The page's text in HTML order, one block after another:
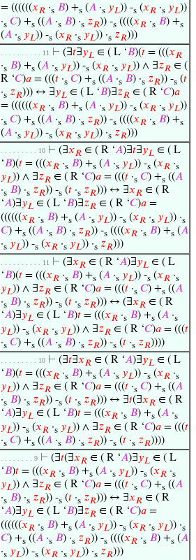
= ((((((𝑥𝑅 ·s 𝐵) +s (𝐴 ·s 𝑦𝐿)) -s (𝑥𝑅 ·s 𝑦𝐿))
·s 𝐶) +s ((𝐴 ·s 𝐵) ·s 𝑧𝑅)) -s ((((𝑥𝑅 ·s 𝐵) +s
(𝐴 ·s 𝑦𝐿)) -s (𝑥𝑅 ·s 𝑦𝐿)) ·s 𝑧𝑅)))
. . . . . . . . . . 11 ⊢ (∃𝑡∃𝑦𝐿 ∈ ( L ‘𝐵)(𝑡 = (((𝑥𝑅
·s 𝐵) +s (𝐴 ·s 𝑦𝐿)) -s (𝑥𝑅 ·s 𝑦𝐿)) ∧ ∃𝑧𝑅 ∈ (
R ‘𝐶)𝑎 = (((𝑡 ·s 𝐶) +s ((𝐴 ·s 𝐵) ·s 𝑧𝑅)) -s (𝑡
·s 𝑧𝑅))) ↔ ∃𝑦𝐿 ∈ ( L ‘𝐵)∃𝑧𝑅 ∈ ( R ‘𝐶)𝑎
= ((((((𝑥𝑅 ·s 𝐵) +s (𝐴 ·s 𝑦𝐿)) -s (𝑥𝑅 ·s 𝑦𝐿))
·s 𝐶) +s ((𝐴 ·s 𝐵) ·s 𝑧𝑅)) -s ((((𝑥𝑅 ·s 𝐵) +s
(𝐴 ·s 𝑦𝐿)) -s (𝑥𝑅 ·s 𝑦𝐿)) ·s 𝑧𝑅)))
. . . . . . . . . 10 ⊢ (∃𝑥𝑅 ∈ ( R ‘𝐴)∃𝑡∃𝑦𝐿 ∈ ( L
‘𝐵)(𝑡 = (((𝑥𝑅 ·s 𝐵) +s (𝐴 ·s 𝑦𝐿)) -s (𝑥𝑅 ·s
𝑦𝐿)) ∧ ∃𝑧𝑅 ∈ ( R ‘𝐶)𝑎 = (((𝑡 ·s 𝐶) +s ((𝐴
·s 𝐵) ·s 𝑧𝑅)) -s (𝑡 ·s 𝑧𝑅))) ↔ ∃𝑥𝑅 ∈ ( R
‘𝐴)∃𝑦𝐿 ∈ ( L ‘𝐵)∃𝑧𝑅 ∈ ( R ‘𝐶)𝑎 =
((((((𝑥𝑅 ·s 𝐵) +s (𝐴 ·s 𝑦𝐿)) -s (𝑥𝑅 ·s 𝑦𝐿)) ·s
𝐶) +s ((𝐴 ·s 𝐵) ·s 𝑧𝑅)) -s ((((𝑥𝑅 ·s 𝐵) +s (𝐴
·s 𝑦𝐿)) -s (𝑥𝑅 ·s 𝑦𝐿)) ·s 𝑧𝑅)))
. . . . . . . . . . 11 ⊢ (∃𝑥𝑅 ∈ ( R ‘𝐴)∃𝑦𝐿 ∈ ( L
‘𝐵)(𝑡 = (((𝑥𝑅 ·s 𝐵) +s (𝐴 ·s 𝑦𝐿)) -s (𝑥𝑅 ·s
𝑦𝐿)) ∧ ∃𝑧𝑅 ∈ ( R ‘𝐶)𝑎 = (((𝑡 ·s 𝐶) +s ((𝐴
·s 𝐵) ·s 𝑧𝑅)) -s (𝑡 ·s 𝑧𝑅))) ↔ (∃𝑥𝑅 ∈ ( R
‘𝐴)∃𝑦𝐿 ∈ ( L ‘𝐵)𝑡 = (((𝑥𝑅 ·s 𝐵) +s (𝐴 ·s
𝑦𝐿)) -s (𝑥𝑅 ·s 𝑦𝐿)) ∧ ∃𝑧𝑅 ∈ ( R ‘𝐶)𝑎 = (((𝑡
·s 𝐶) +s ((𝐴 ·s 𝐵) ·s 𝑧𝑅)) -s (𝑡 ·s 𝑧𝑅))))
. . . . . . . . . 10 ⊢ (∃𝑡∃𝑥𝑅 ∈ ( R ‘𝐴)∃𝑦𝐿 ∈ ( L
‘𝐵)(𝑡 = (((𝑥𝑅 ·s 𝐵) +s (𝐴 ·s 𝑦𝐿)) -s (𝑥𝑅 ·s
𝑦𝐿)) ∧ ∃𝑧𝑅 ∈ ( R ‘𝐶)𝑎 = (((𝑡 ·s 𝐶) +s ((𝐴
·s 𝐵) ·s 𝑧𝑅)) -s (𝑡 ·s 𝑧𝑅))) ↔ ∃𝑡(∃𝑥𝑅 ∈ ( R
‘𝐴)∃𝑦𝐿 ∈ ( L ‘𝐵)𝑡 = (((𝑥𝑅 ·s 𝐵) +s (𝐴 ·s
𝑦𝐿)) -s (𝑥𝑅 ·s 𝑦𝐿)) ∧ ∃𝑧𝑅 ∈ ( R ‘𝐶)𝑎 = (((𝑡
·s 𝐶) +s ((𝐴 ·s 𝐵) ·s 𝑧𝑅)) -s (𝑡 ·s 𝑧𝑅))))
. . . . . . . . 9 ⊢ (∃𝑡(∃𝑥𝑅 ∈ ( R ‘𝐴)∃𝑦𝐿 ∈ ( L
‘𝐵)𝑡 = (((𝑥𝑅 ·s 𝐵) +s (𝐴 ·s 𝑦𝐿)) -s (𝑥𝑅 ·s
𝑦𝐿)) ∧ ∃𝑧𝑅 ∈ ( R ‘𝐶)𝑎 = (((𝑡 ·s 𝐶) +s ((𝐴
·s 𝐵) ·s 𝑧𝑅)) -s (𝑡 ·s 𝑧𝑅))) ↔ ∃𝑥𝑅 ∈ ( R
‘𝐴)∃𝑦𝐿 ∈ ( L ‘𝐵)∃𝑧𝑅 ∈ ( R ‘𝐶)𝑎 =
((((((𝑥𝑅 ·s 𝐵) +s (𝐴 ·s 𝑦𝐿)) -s (𝑥𝑅 ·s 𝑦𝐿)) ·s
𝐶) +s ((𝐴 ·s 𝐵) ·s 𝑧𝑅)) -s ((((𝑥𝑅 ·s 𝐵) +s (𝐴
·s 𝑦𝐿)) -s (𝑥𝑅 ·s 𝑦𝐿)) ·s 𝑧𝑅)))